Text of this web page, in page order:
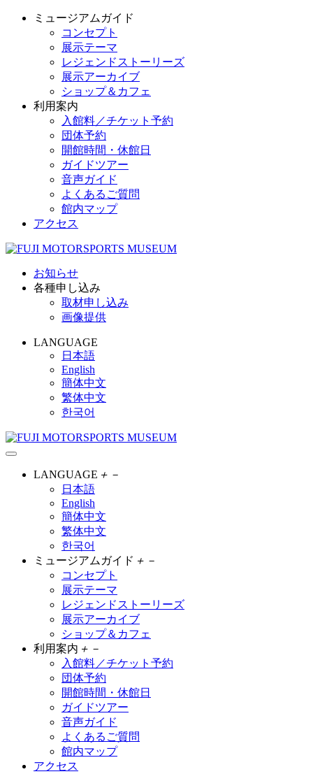
ミュージアムガイド
コンセプト
展示テーマ
レジェンドストーリーズ
展示アーカイブ
ショップ＆カフェ
利用案内
入館料／チケット予約
団体予約
開館時間・休館日
ガイドツアー
音声ガイド
よくあるご質問
館内マップ
アクセス
お知らせ
各種申し込み
取材申し込み
画像提供
LANGUAGE
日本語
English
簡体中文
繁体中文
한국어
LANGUAGE ＋ －
日本語
English
簡体中文
繁体中文
한국어
ミュージアムガイド ＋ －
コンセプト
展示テーマ
レジェンドストーリーズ
展示アーカイブ
ショップ＆カフェ
利用案内 ＋ －
入館料／チケット予約
団体予約
開館時間・休館日
ガイドツアー
音声ガイド
よくあるご質問
館内マップ
アクセス